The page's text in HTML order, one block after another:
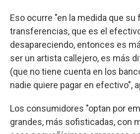
Eso ocurre "en la medida que su
transferencias, que es el
desapareciendo, entonces es
ser un artista callejero, es más
(que no tiene cuenta en los
nadie quiere pagar en efectivo",
Los consumidores "optan por
grandes, más sofisticadas, con